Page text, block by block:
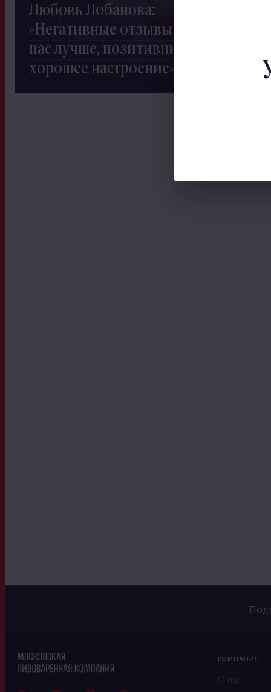
Любовь Лобанова:
«Негативные отзывы делают
нас лучше, позитивные дают
хорошее настроение»
КОМПАНИЯ